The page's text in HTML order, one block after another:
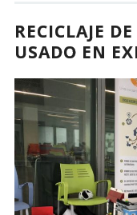
RECICLAJE
USADO EN